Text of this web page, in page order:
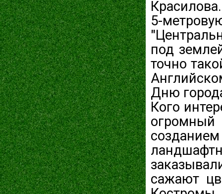
Красилова.
5-
под
точно
Дню
Кого
сажают